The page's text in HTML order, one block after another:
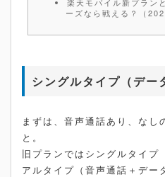
楽天モバイル新プラン
ーズなら戦える？（
シングルタイプ（デー
まずは、音声通話あり、なし
と。
旧プランではシングルタイプ
アルタイプ（音声通話＋デー